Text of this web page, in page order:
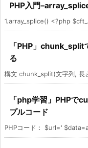
PHP入門
1.array_splice() <?php
「PHP」chunk_split
る
構文 chunk_split(文字列, 長
「php学習」PHPで
プルコード
PHPコード： $url='